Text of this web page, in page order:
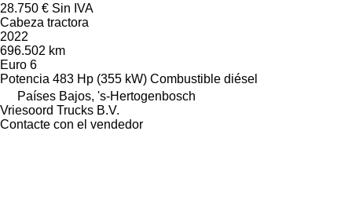
28.750 € Sin IVA
Cabeza tractora
2022
696.502 km
Euro 6
Potencia 483 Hp (355 kW) Combustible diésel
Países Bajos, 's-Hertogenbosch
Vriesoord Trucks B.V.
Contacte con el vendedor